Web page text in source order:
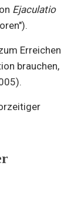
Ejaculatio
Erreichen
brauchen,